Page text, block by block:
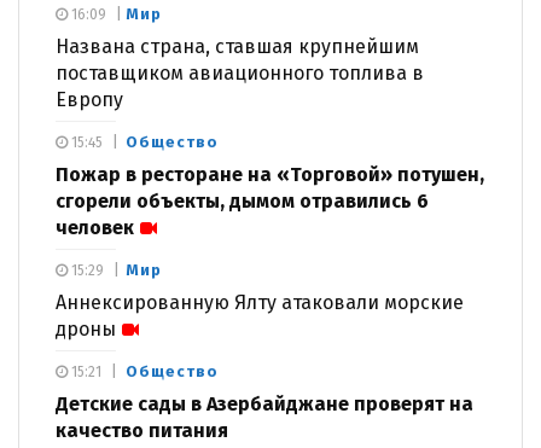
Мир
Названа страна, ставшая крупнейшим
поставщиком авиационного топлива в
Европу
16:09
Общество
Пожар в ресторане на «Торговой» потушен,
сгорели объекты, дымом отравились 6
человек
15:45
Мир
Аннексированную Ялту атаковали морские
дроны
15:29
Общество
Детские сады в Азербайджане проверят на
качество питания
15:21